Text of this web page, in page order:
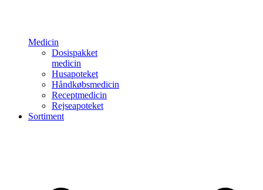
Medicin
Dosispakket
medicin
Husapoteket
Håndkøbsmedicin
Receptmedicin
Rejseapoteket
Sortiment